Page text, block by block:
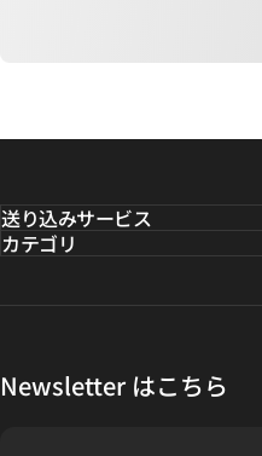
送り込みサービス
カテゴリ
Newsletter はこちら